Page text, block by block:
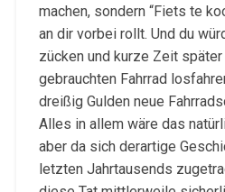
machen, sondern “Fiets te
an dir vorbei rollt. Und du
zücken und kurze Zeit
gebrauchten Fahrrad
dreißig Gulden neue
Alles in allem wäre das
aber da sich derartige
letzten Jahrtausends